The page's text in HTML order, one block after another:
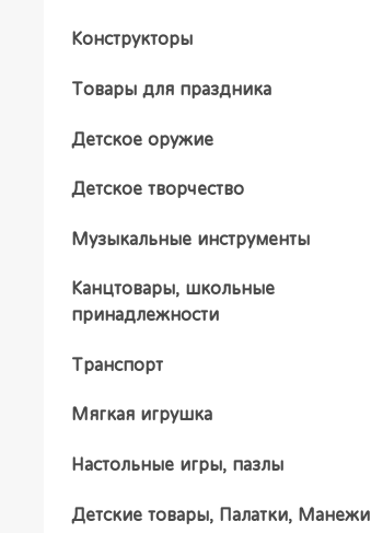
Конструкторы
Товары для праздника
Детское оружие
Детское творчество
Музыкальные инструменты
Канцтовары, школьные
принадлежности
Транспорт
Мягкая игрушка
Настольные игры, пазлы
Детские товары, Палатки, Манежи